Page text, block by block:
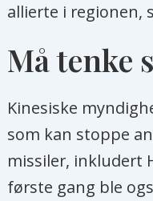
allierte i regionen,
Må tenke
Kinesiske
som kan stoppe
missiler, inkludert
første gang ble